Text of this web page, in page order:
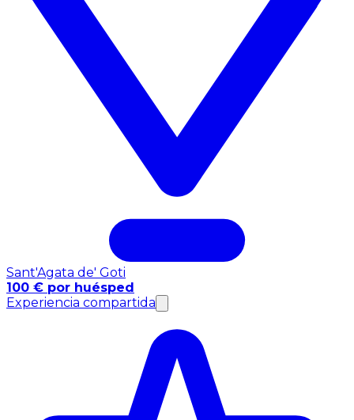
Sant'Agata de' Goti
100 € por huésped
Experiencia compartida